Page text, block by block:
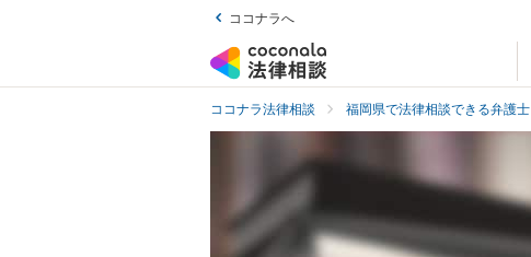
ココナラへ
ココナラ法律相談 福岡県で法律相談できる弁護士